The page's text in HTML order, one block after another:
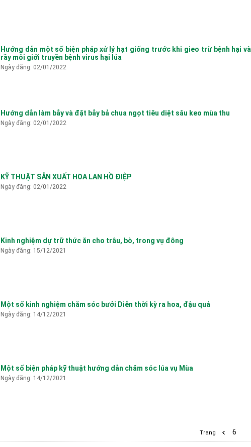
Hướng dẫn một số biện pháp xử lý hạt giống trước khi gieo trừ bệnh hại và
rầy môi giới truyền bệnh virus hại lúa
Ngày đăng: 02/01/2022
Hướng dẫn làm bẫy và đặt bẫy bả chua ngọt tiêu diệt sâu keo mùa thu
Ngày đăng: 02/01/2022
KỸ THUẬT SẢN XUẤT HOA LAN HỒ ĐIỆP
Ngày đăng: 02/01/2022
Kinh nghiệm dự trữ thức ăn cho trâu, bò, trong vụ đông
Ngày đăng: 15/12/2021
Một số kinh nghiệm chăm sóc bưởi Diễn thời kỳ ra hoa, đậu quả
Ngày đăng: 14/12/2021
Một số biện pháp kỹ thuật hướng dẫn chăm sóc lúa vụ Mùa
Ngày đăng: 14/12/2021
Trang 6